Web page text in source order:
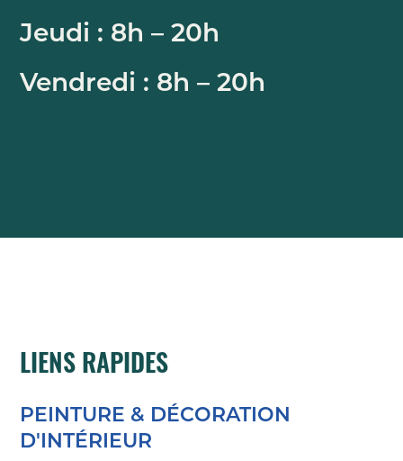
Jeudi : 8h – 20h
Vendredi : 8h – 20h
LIENS RAPIDES
PEINTURE & DÉCORATION
D'INTÉRIEUR